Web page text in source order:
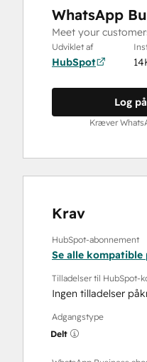
WhatsApp
Meet your
Udviklet af
HubSpot
Log
Kræver
Krav
HubSpot-abonnement
Se alle kompatible
Tilladelser til HubSpot-
Ingen tilladelser
Adgangstype
Delt